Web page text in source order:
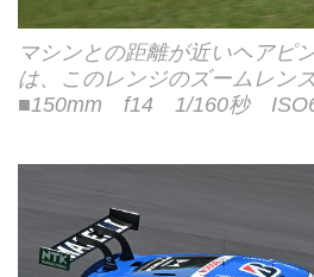
マシンとの距離が近いヘアピ
は、このレンジのズームレン
■150mm f14 1/160秒